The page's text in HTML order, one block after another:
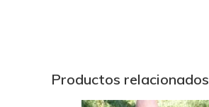
Productos relacionados